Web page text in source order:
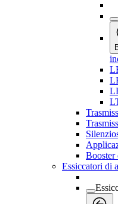
Booster
Essiccatori di